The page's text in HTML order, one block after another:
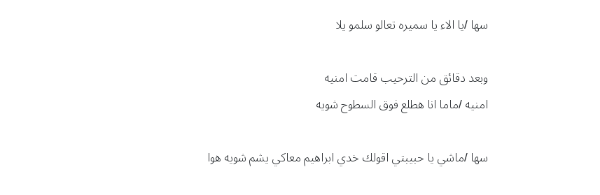
سها /يا الاء يا سميره تعالو سلمو يلا
وبعد دقائق من الترحيب قامت امنيه
امنيه /ماما انا هطلع فوق السطوح شويه
سها /ماشي يا حبيبتي اقولك خدي ابراهيم معاكي يشم شويه هوا